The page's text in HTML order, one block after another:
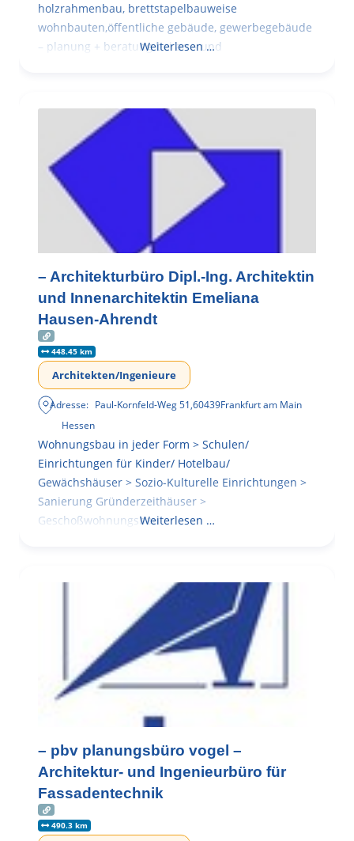
holzrahmenbau, brettstapelbauweise
wohnbauten,öffentliche gebäude, gewerbegebäude
– planung + beratung bei an – und
Weiterlesen …
– Architekturbüro Dipl.-Ing. Architektin
und Innenarchitektin Emeliana
Hausen-Ahrendt
448.45 km
Architekten/Ingenieure
Adresse: Paul-Kornfeld-Weg 51,60439Frankfurt am Main
Hessen
Wohnungsbau in jeder Form > Schulen/
Einrichtungen für Kinder/ Hotelbau/
Gewächshäuser > Sozio-Kulturelle Einrichtungen >
Sanierung Gründerzeithäuser >
GeschoßwohnungsbauWeiterlesen …
– pbv planungsbüro vogel –
Architektur- und Ingenieurbüro für
Fassadentechnik
490.3 km